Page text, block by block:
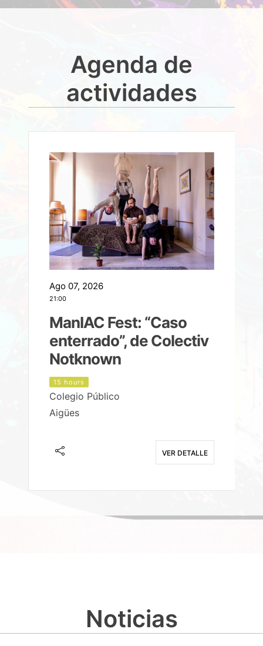
Agenda de
actividades
Ago 07, 2026
21:00
ManIAC Fest: “Caso
enterrado”, de Colectiv
Notknown
15 hours
Colegio Público
Aigües
VER DETALLE
Noticias